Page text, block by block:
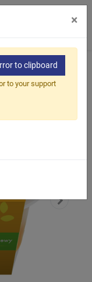
綠茶凍（杯裝）
×
to clipboard
to your support